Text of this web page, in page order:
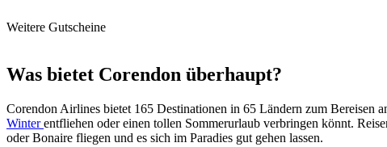
Weitere Gutscheine
Was bietet Corendon überhaupt?
Corendon Airlines bietet 165 Destinationen in 65 Ländern zum Bereisen
Winterentfliehen oder einen tollen Sommerurlaub verbringen könnt.
oder Bonaire fliegen und es sich im Paradies gut gehen lassen.